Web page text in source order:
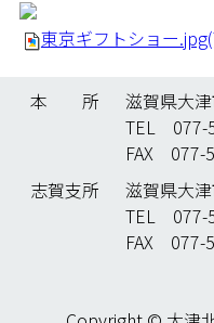
東京ギフトショー
本 所
滋賀県大
TEL 077-
FAX 077-
志賀支所
滋賀県大
TEL 077-
FAX 077-